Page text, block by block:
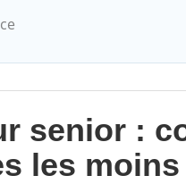
senior :
les